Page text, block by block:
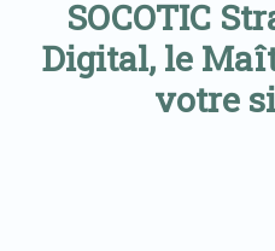
SOCOTIC
Digital, le
votre